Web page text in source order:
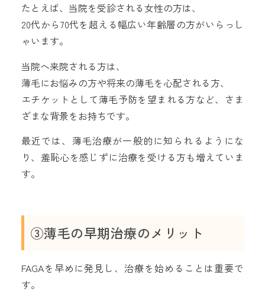
たとえば、当院を受診される女性の方は、
20代から70代を超える幅広い年齢層の方がいらっし
ゃいます。
当院へ来院される方は、
薄毛にお悩みの方や将来の薄毛を心配される方、
エチケットとして薄毛予防を望まれる方など、さま
ざまな背景をお持ちです。
最近では、薄毛治療が一般的に知られるようにな
り、羞恥心を感じずに治療を受ける方も増えていま
す。
③薄毛の早期治療のメリット
FAGAを早めに発見し、治療を始めることは重要で
す。